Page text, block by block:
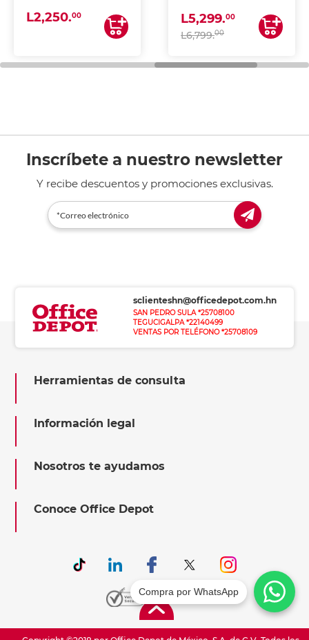
L2,250.00
ESCANEA)
L5,299.00
L6,799.00
Inscríbete a nuestro newsletter
Y recibe descuentos y promociones exclusivas.
sclienteshn@officedepot.com.hn
SAN PEDRO SULA *25708100
TEGUCIGALPA *22140499
VENTAS POR TELÉFONO *25708109
Herramientas de consulta
Información legal
Nosotros te ayudamos
Conoce Office Depot
Compra por WhatsApp